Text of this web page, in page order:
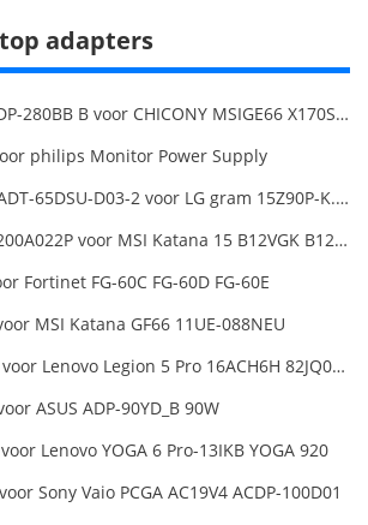
adapters
A18-280P1A ADP-280BB B voor CHICONY MSIGE66 X170SMG, MSI GE66 GE76
philips Monitor Power Supply
EAY65895901 ADT-65DSU-D03-2 voor LG gram 15Z90P-K.ARB6U1 16T90P, LG gram 15Z90Q 16Z90Q 17Z90Q16Z95PD Series
A21-200P2B A200A022P voor MSI Katana 15 B12VGK B12VFK B12VEK
Fortinet FG-60C FG-60D FG-60E
MSI Katana GF66 11UE-088NEU
ADL300SDC3A voor Lenovo Legion 5 Pro 16ACH6H 82JQ008HUK 82JQ008
ASUS ADP-90YD_B 90W
Lenovo YOGA 6 Pro-13IKB YOGA 920
Sony Vaio PCGA AC19V4 ACDP-100D01